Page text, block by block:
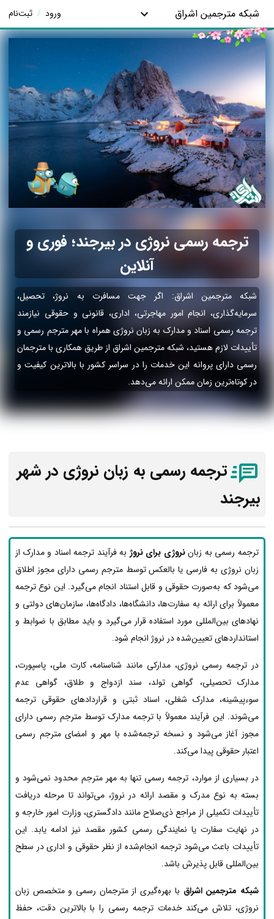
شبکه مترجمین اشراق ورود / ثبت‌نام
ترجمه رسمی نروژی در بیرجند؛ فوری و
آنلاین
شبکه مترجمین اشراق: اگر جهت مسافرت به نروژ، تحصیل،
سرمایه‌گذاری، انجام امور مهاجرتی، اداری، قانونی و حقوقی نیازمند
ترجمه رسمی اسناد و مدارک به زبان نروژی همراه با مهر مترجم رسمی و
تأییدات لازم هستید، شبکه مترجمین اشراق از طریق همکاری با مترجمان
رسمی دارای پروانه این خدمات را در سراسر کشور با بالاترین کیفیت و
در کوتاه‌ترین زمان ممکن ارائه می‌دهد.
ترجمه رسمی به زبان نروژی در شهر
بیرجند
ترجمه رسمی به زباننروژی برای نروژ به فرآیند ترجمه اسناد و مدارک از
زبان نروژی به فارسی یا بالعکس توسط مترجم رسمی دارای مجوز اطلاق
می‌شود که به‌صورت حقوقی و قابل استناد انجام می‌گیرد. این نوع ترجمه
معمولاً برای ارائه به سفارت‌ها، دانشگاه‌ها، دادگاه‌ها، سازمان‌های دولتی و
نهادهای بین‌المللی مورد استفاده قرار می‌گیرد و باید مطابق با ضوابط و
استانداردهای تعیین‌شده در نروژ انجام شود.
در ترجمه رسمی نروژی، مدارکی مانند شناسنامه، کارت ملی، پاسپورت،
مدارک تحصیلی، گواهی تولد، سند ازدواج و طلاق، گواهی عدم
سوءپیشینه، مدارک شغلی، اسناد ثبتی و قراردادهای حقوقی ترجمه
می‌شوند. این فرآیند معمولاً با ترجمه مدارک توسط مترجم رسمی دارای
مجوز آغاز می‌شود و نسخه ترجمه‌شده با مهر و امضای مترجم رسمی
اعتبار حقوقی پیدا می‌کند.
در بسیاری از موارد، ترجمه رسمی تنها به مهر مترجم محدود نمی‌شود و
بسته به نوع مدرک و مقصد ارائه در نروژ، می‌تواند تا مرحله دریافت
تأییدات تکمیلی از مراجع ذی‌صلاح مانند دادگستری، وزارت امور خارجه و
در نهایت سفارت یا نمایندگی رسمی کشور مقصد نیز ادامه یابد. این
تأییدات باعث می‌شود ترجمه انجام‌شده از نظر حقوقی و اداری در سطح
بین‌المللی قابل پذیرش باشد.
شبکه مترجمین اشراق با بهره‌گیری از مترجمان رسمی و متخصص زبان
نروژی، تلاش می‌کند خدمات ترجمه رسمی را با بالاترین دقت، حفظ